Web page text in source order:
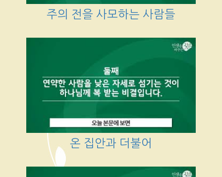
주의 전을 사모하는 사람들
온 집안과 더불어